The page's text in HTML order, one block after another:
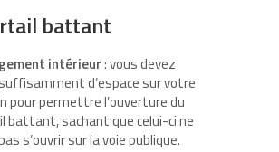
battant
intérieur: vous devez
d’espace sur votre
pour permettre l’ouverture du
battant, sachant que celui-ci ne
s’ouvrir sur la voie publique.